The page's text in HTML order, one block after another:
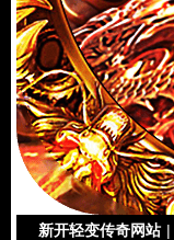
新开轻变传奇网站 |